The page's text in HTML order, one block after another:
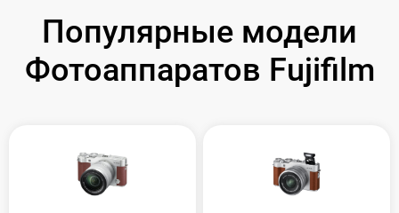
Популярные модели
Фотоаппаратов Fujifilm